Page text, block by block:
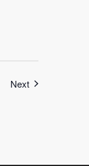
NextEvents